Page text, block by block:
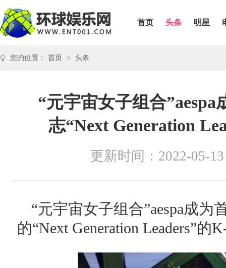
首页 头条 明星
您的位置： 首页 > 头条
“元宇宙女子组合
志“Next Generation
更新时间：2022-05-13
“元宇宙女子组合”aespa成
的“Next Generation Leaders”的